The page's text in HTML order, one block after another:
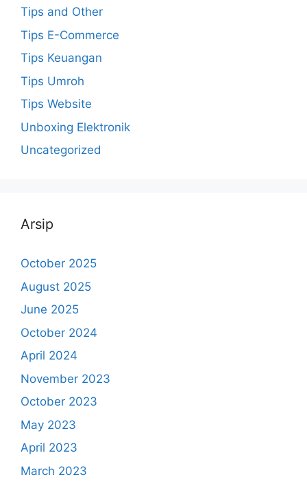
Tips and Other
Tips E-Commerce
Tips Keuangan
Tips Umroh
Tips Website
Unboxing Elektronik
Uncategorized
Arsip
October 2025
August 2025
June 2025
October 2024
April 2024
November 2023
October 2023
May 2023
April 2023
March 2023